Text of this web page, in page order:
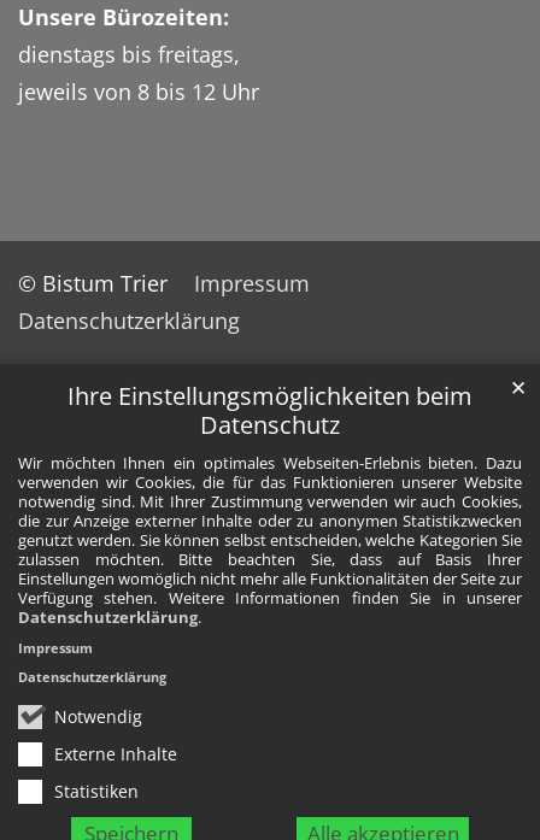
Ihre Einstellungsmöglichkeiten beim
Datenschutz
Wir möchten Ihnen ein optimales Webseiten-Erlebnis bieten. Dazu
verwenden wir Cookies, die für das Funktionieren unserer Website
notwendig sind. Mit Ihrer Zustimmung verwenden wir auch Cookies,
die zur Anzeige externer Inhalte oder zu anonymen Statistikzwecken
genutzt werden. Sie können selbst entscheiden, welche Kategorien Sie
zulassen möchten. Bitte beachten Sie, dass auf Basis Ihrer
Einstellungen womöglich nicht mehr alle Funktionalitäten der Seite zur
Verfügung stehen. Weitere Informationen finden Sie in unserer
Datenschutzerklärung.
Notwendig
Externe Inhalte
Statistiken
Speichern Alle akzeptieren
✕
Impressum
Datenschutzerklärung
Unsere Bürozeiten:
dienstags bis freitags,
jeweils von 8 bis 12 Uhr
© Bistum Trier
Impressum
Datenschutzerklärung